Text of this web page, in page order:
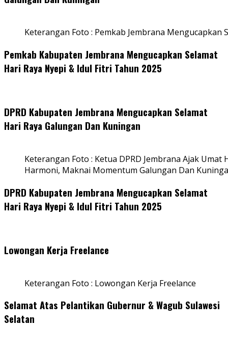
Keterangan Foto : Pemkab Jembrana Mengucapkan
Pemkab Kabupaten Jembrana Mengucapkan Selamat
Hari Raya Nyepi & Idul Fitri Tahun 2025
DPRD Kabupaten Jembrana Mengucapkan Selamat
Hari Raya Galungan Dan Kuningan
Keterangan Foto : Ketua DPRD Jembrana Ajak
Harmoni, Maknai Momentum Galungan Dan
DPRD Kabupaten Jembrana Mengucapkan Selamat
Hari Raya Nyepi & Idul Fitri Tahun 2025
Lowongan Kerja Freelance
Keterangan Foto : Lowongan Kerja Freelance
Selamat Atas Pelantikan Gubernur & Wagub Sulawesi
Selatan